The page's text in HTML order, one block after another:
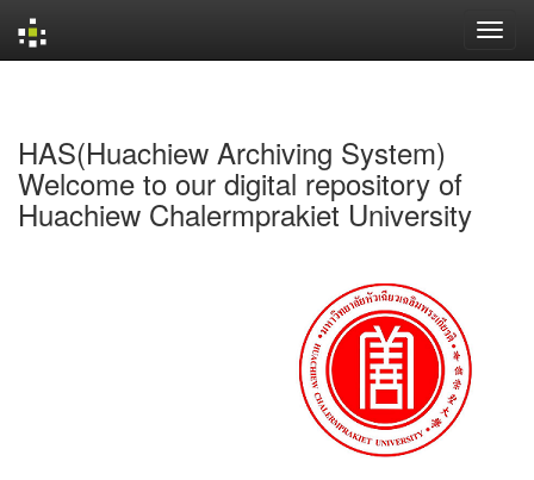
HAS(Huachiew Archiving System)
Welcome to our digital repository of
Huachiew Chalermprakiet University